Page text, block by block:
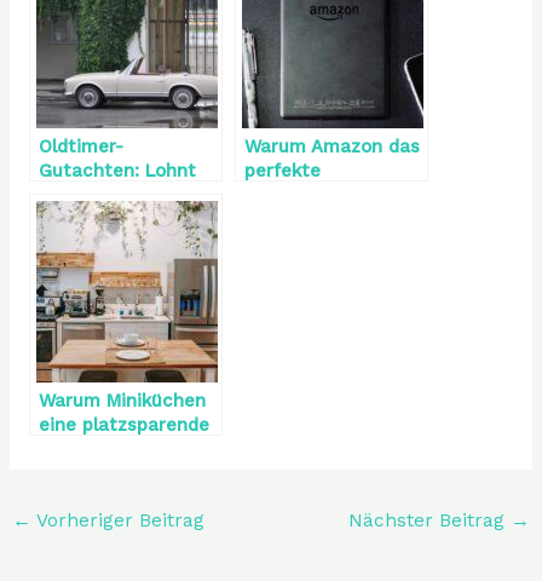
Oldtimer-
Gutachten: Lohnt
Warum Amazon das
perfekte
Warum Miniküchen
eine platzsparende
← Vorheriger Beitrag Nächster Beitrag →